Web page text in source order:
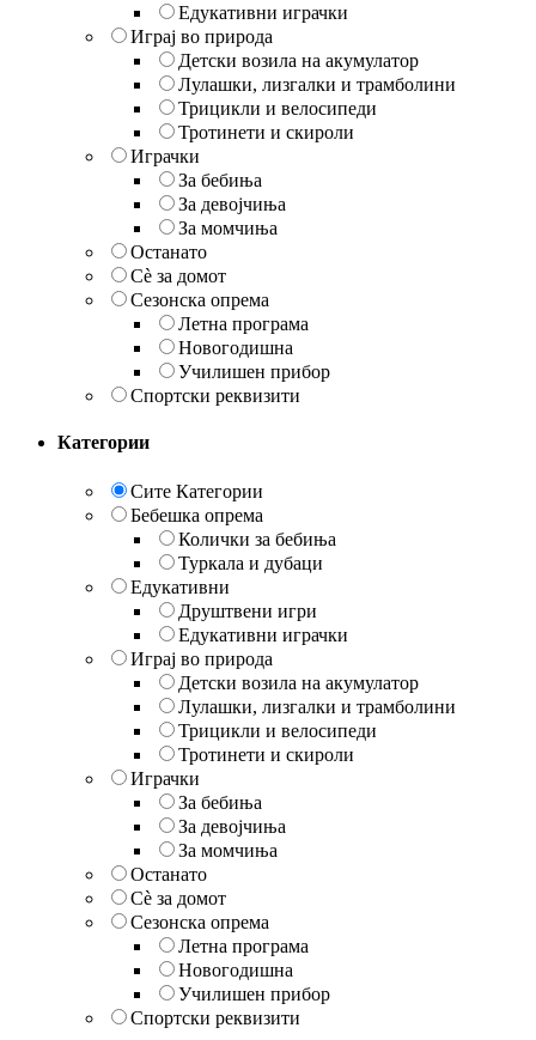
Едукативни играчки
Играј во природа
Детски возила на акумулатор
Лулашки, лизгалки и трамболини
Трицикли и велосипеди
Тротинети и скироли
Играчки
За бебиња
За девојчиња
За момчиња
Останато
Сè за домот
Сезонска опрема
Летна програма
Новогодишна
Училишен прибор
Спортски реквизити
Категории
Сите Категории
Бебешка опрема
Колички за бебиња
Туркала и дубаци
Едукативни
Друштвени игри
Едукативни играчки
Играј во природа
Детски возила на акумулатор
Лулашки, лизгалки и трамболини
Трицикли и велосипеди
Тротинети и скироли
Играчки
За бебиња
За девојчиња
За момчиња
Останато
Сè за домот
Сезонска опрема
Летна програма
Новогодишна
Училишен прибор
Спортски реквизити